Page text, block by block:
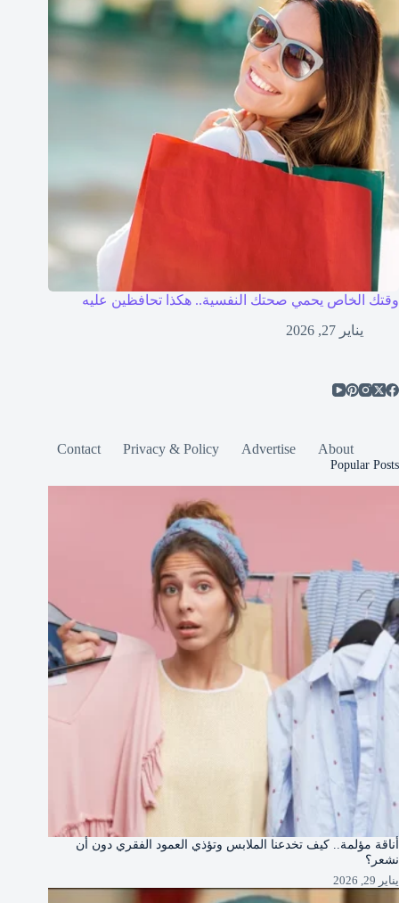
وقتك الخاص يحمي صحتك النفسية.. هكذا تحافظين عليه
يناير 27, 2026
About
Advertise
Privacy & Policy
Contact
Popular Posts
أناقة مؤلمة.. كيف تخدعنا الملابس وتؤذي العمود الفقري دون أن
نشعر؟
يناير 29, 2026